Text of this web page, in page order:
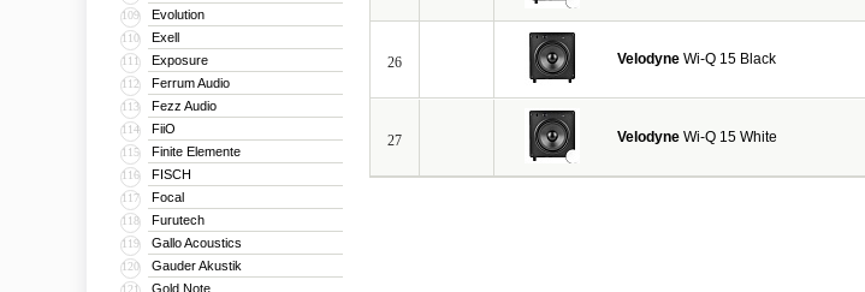
109 Evolution
110 Exell
111 Exposure
112 Ferrum Audio
113 Fezz Audio
114 FiiO
115 Finite Elemente
116 FISCH
117 Focal
118 Furutech
119 Gallo Acoustics
120 Gauder Akustik
121 Gold Note
26 Velodyne Wi-Q 15 Black
27 Velodyne Wi-Q 15 White